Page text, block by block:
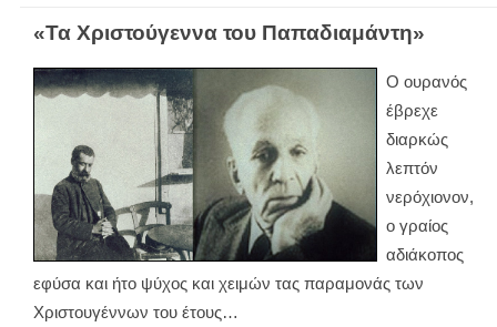
«Τα Χριστούγεννα του Παπαδιαμάντη»
Ο ουρανός
έβρεχε
διαρκώς
λεπτόν
νερόχιονον,
ο γραίος
αδιάκοπος
εφύσα και ήτο ψύχος και χειμών τας παραμονάς των
Χριστουγέννων του έτους…